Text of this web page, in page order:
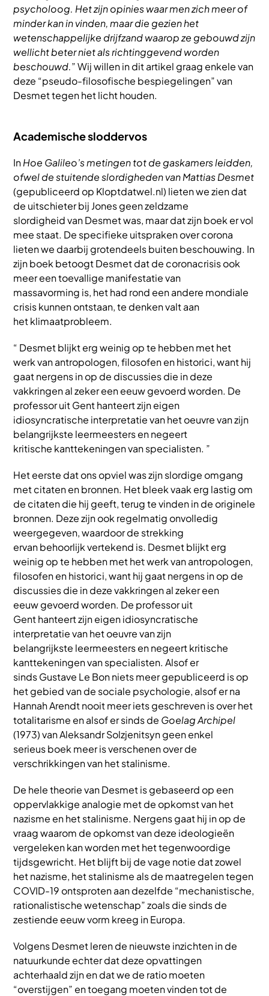
psycholoog. Het zijn opinies waar men zich meer of
minder kan in vinden, maar die gezien het
wetenschappelijke drijfzand waarop ze gebouwd zijn
wellicht beter niet als richtinggevend worden
beschouwd.” Wij willen in dit artikel graag enkele van
deze “pseudo-filosofische bespiegelingen” van
Desmet tegen het licht houden.
Academische sloddervos
InHoe Galileo’s metingen tot de gaskamers leidden,
ofwel de stuitende slordigheden van Mattias Desmet
(gepubliceerd op Kloptdatwel.nl) lieten we zien dat
de uitschieter bij Jones geen zeldzame
slordigheid van Desmet was, maar dat zijn boek er vol
mee staat. De specifieke uitspraken over corona
lieten we daarbij grotendeels buiten beschouwing. In
zijn boek betoogt Desmet dat de coronacrisis ook
meer een toevallige manifestatie van
massavorming is, het had rond een andere mondiale
crisis kunnen ontstaan, te denken valt aan
het klimaatprobleem.
“ Desmet blijkt erg weinig op te hebben met het
werk van antropologen, filosofen en historici, want hij
gaat nergens in op de discussies die in deze
vakkringen al zeker een eeuw gevoerd worden. De
professor uit Gent hanteert zijn eigen
idiosyncratische interpretatie van het oeuvre van zijn
belangrijkste leermeesters en negeert
kritische kanttekeningen van specialisten. ”
Het eerste dat ons opviel was zijn slordige omgang
met citaten en bronnen. Het bleek vaak erg lastig om
de citaten die hij geeft, terug te vinden in de originele
bronnen. Deze zijn ook regelmatig onvolledig
weergegeven, waardoor de strekking
ervan behoorlijk vertekend is. Desmet blijkt erg
weinig op te hebben met het werk van antropologen,
filosofen en historici, want hij gaat nergens in op de
discussies die in deze vakkringen al zeker een
eeuw gevoerd worden. De professor uit
Gent hanteert zijn eigen idiosyncratische
interpretatie van het oeuvre van zijn
belangrijkste leermeesters en negeert kritische
kanttekeningen van specialisten. Alsof er
sinds Gustave Le Bon niets meer gepubliceerd is op
het gebied van de sociale psychologie, alsof er na
Hannah Arendt nooit meer iets geschreven is over het
totalitarisme en alsof er sinds de Goelag Archipel
(1973) van Aleksandr Solzjenitsyn geen enkel
serieus boek meer is verschenen over de
verschrikkingen van het stalinisme.
De hele theorie van Desmet is gebaseerd op een
oppervlakkige analogie met de opkomst van het
nazisme en het stalinisme. Nergens gaat hij in op de
vraag waarom de opkomst van deze ideologieën
vergeleken kan worden met het tegenwoordige
tijdsgewricht. Het blijft bij de vage notie dat zowel
het nazisme, het stalinisme als de maatregelen tegen
COVID-19 ontsproten aan dezelfde “mechanistische,
rationalistische wetenschap” zoals die sinds de
zestiende eeuw vorm kreeg in Europa.
Volgens Desmet leren de nieuwste inzichten in de
natuurkunde echter dat deze opvattingen
achterhaald zijn en dat we de ratio moeten
“overstijgen” en toegang moeten vinden tot de